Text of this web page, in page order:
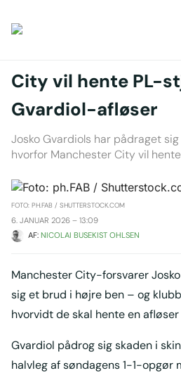
City vil hente PL-
Gvardiol-afløser
Josko Gvardiols har pådraget
hvorfor Manchester City vil
FOTO: PH.FAB / SHUTTERSTOCK.COM
6. JANUAR 2026 – 13:09
AF: NICOLAI BUSEKIST OHLSEN
Manchester City-forsvarer
sig et brud i højre ben – og
hvorvidt de skal hente en afløser
Gvardiol pådrog sig skaden i
halvleg af søndagens 1-1-opgør